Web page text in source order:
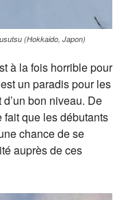
(Hokkaido, Japon)
à la fois horrible pour
un paradis pour les
bon niveau. De
que les débutants
chance de se
auprès de ces